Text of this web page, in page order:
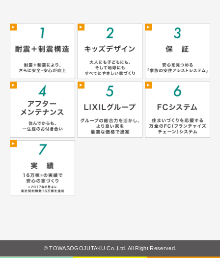
© TOWASOGOJUTAKU Co.,Ltd. All Right Reserved.